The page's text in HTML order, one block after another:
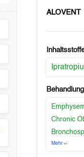
ALOVENT
Chronic
Mehr